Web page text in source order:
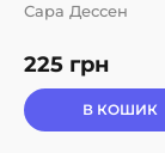
225 грн
Сара Дессен
В КОШИК